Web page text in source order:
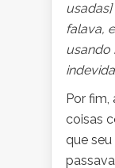
falava,
usando
Por fim,
coisas
que